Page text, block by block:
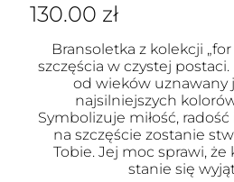
130.00 zł
Bransoletka z kolekcji
szczęścia w czystej
od wieków uznawany
najsilniejszych
Symbolizuje miłość,
na szczęście zostanie
Tobie. Jej moc sprawi, że
stanie się